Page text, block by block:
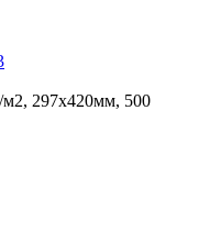
297х420мм, 500